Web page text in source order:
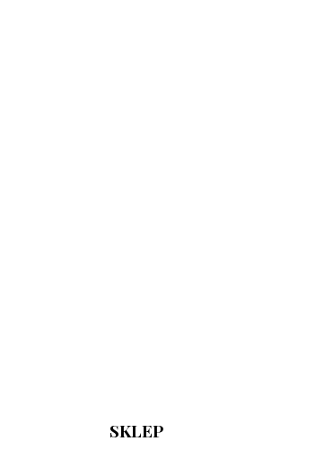
SKLEP